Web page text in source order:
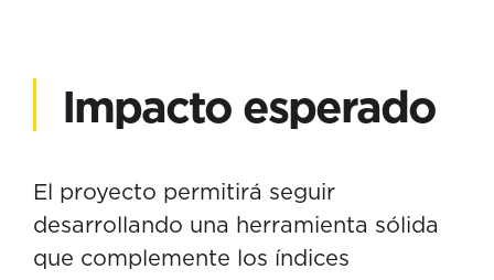
Impacto esperado
El proyecto permitirá seguir
desarrollando una herramienta sólida
que complemente los índices